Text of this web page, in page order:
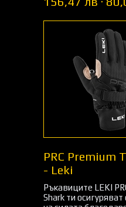
PRC Premium
- Leki
Ръкавиците LEKI
Shark ти